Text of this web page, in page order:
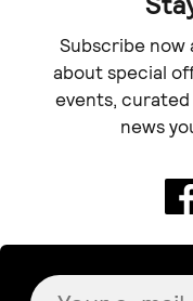
Subscribe now
about special
events, curated
news